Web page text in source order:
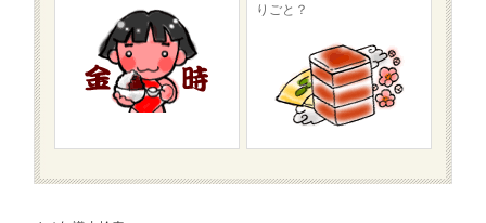
りごと？